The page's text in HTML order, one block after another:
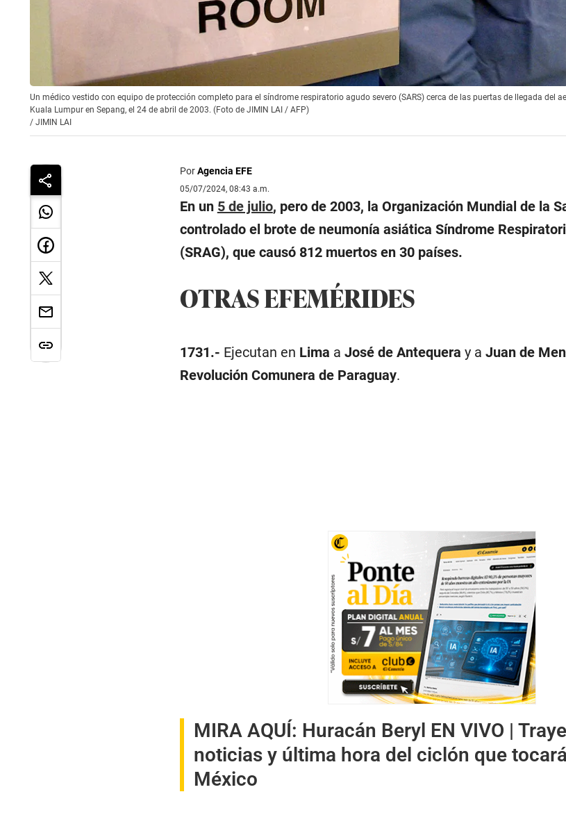
Un médico vestido con equipo de protección completo para el síndrome respiratorio agudo severo (SARS) cerca de las puertas de llegada del
Kuala Lumpur en Sepang, el 24 de abril de 2003. (Foto de JIMIN LAI / AFP)
/ JIMIN LAI
PorAgencia EFE
05/07/2024, 08:43 a.m.
En un 5 de julio, pero de 2003, la Organización Mundial de la
controlado el brote de neumonía asiática Síndrome
(SRAG), que causó 812 muertos en 30 países.
OTRAS EFEMÉRIDES
1731.- Ejecutan en Lima a José de Antequera y a Juan de
Revolución Comunera de Paraguay.
MIRA AQUÍ: Huracán Beryl EN VIVO |
noticias y última hora del ciclón que
México